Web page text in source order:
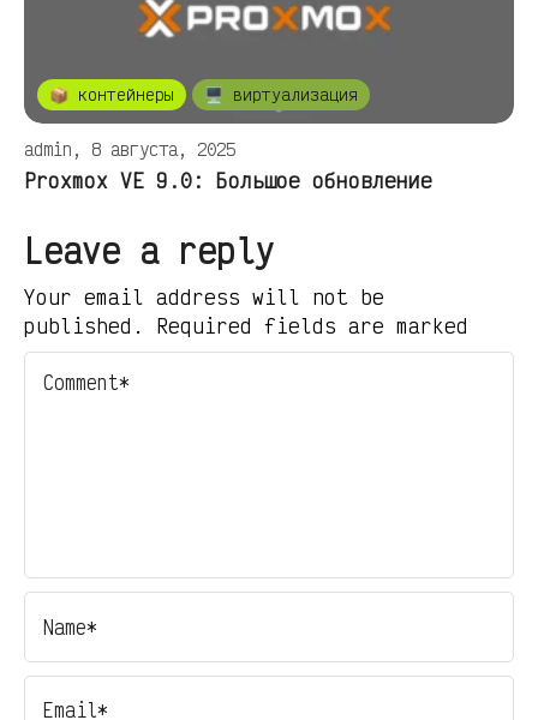
📦 контейнеры 🖥️ виртуализация
admin, 8 августа, 2025
Proxmox VE 9.0: Большое обновление
Leave a reply
Your email address will not be
published. Required fields are marked